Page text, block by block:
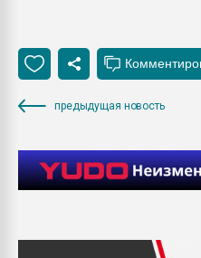
предыдущая новость